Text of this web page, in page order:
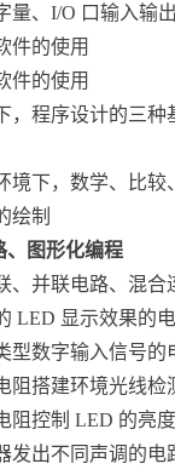
量、I/O 口输入输
件的使用
件的使用
，程序设计的三种
境下，数学、比较
绘制
、图形化编程
、并联电路、混合
LED 显示效果的
型数字输入信号的
阻搭建环境光线检
阻控制 LED 的亮
发出不同声调的电